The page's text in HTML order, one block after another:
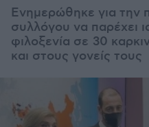
Ενημερώθηκε για την
συλλόγου να παρέχει
φιλοξενία σε 30
και στους γονείς τους